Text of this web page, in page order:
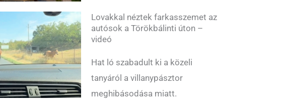
Lovakkal néztek farkasszemet az
autósok a Törökbálinti úton –
videó
Hat ló szabadult ki a közeli
tanyáról a villanypásztor
meghibásodása miatt.